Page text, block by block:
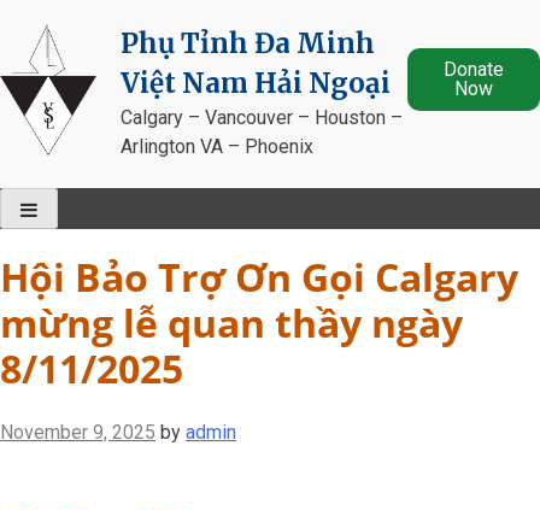
content
Phụ Tỉnh Đa Minh
Việt Nam Hải Ngoại
Calgary – Vancouver – Houston –
Arlington VA – Phoenix
Donate
Now
Hội Bảo Trợ Ơn Gọi Calgary
mừng lễ quan thầy ngày
8/11/2025
November 9, 2025 by admin